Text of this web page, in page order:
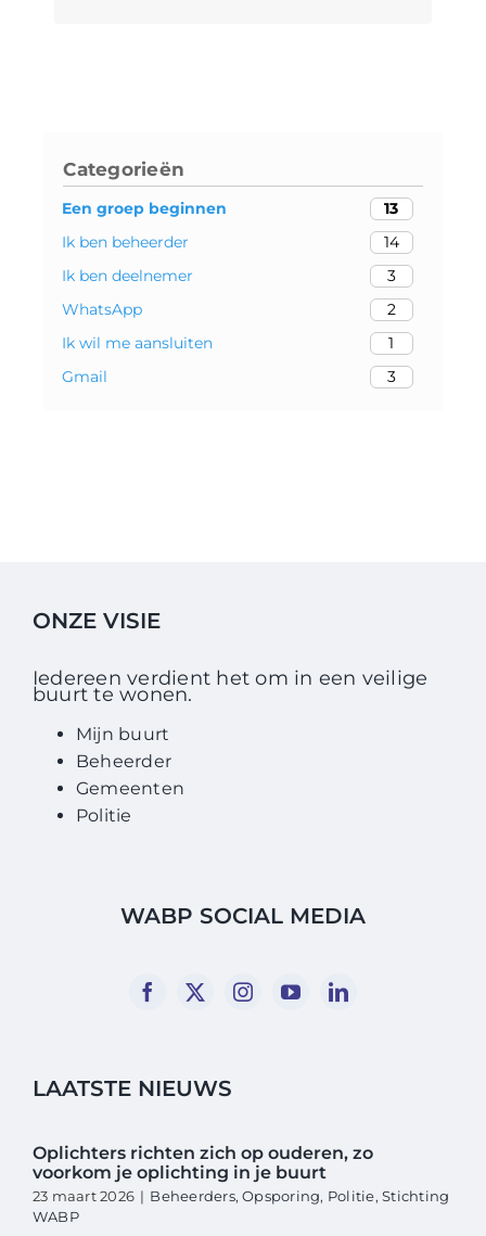
Categorieën
Een groep beginnen
13
Ik ben beheerder
14
Ik ben deelnemer
3
WhatsApp
2
Ik wil me aansluiten
1
Gmail
3
ONZE VISIE
Iedereen verdient het om in een veilige
buurt te wonen.
Mijn buurt
Beheerder
Gemeenten
Politie
WABP SOCIAL MEDIA
LAATSTE NIEUWS
Oplichters richten zich op ouderen, zo
voorkom je oplichting in je buurt
23 maart 2026 | Beheerders,Opsporing, Politie,Stichting
WABP